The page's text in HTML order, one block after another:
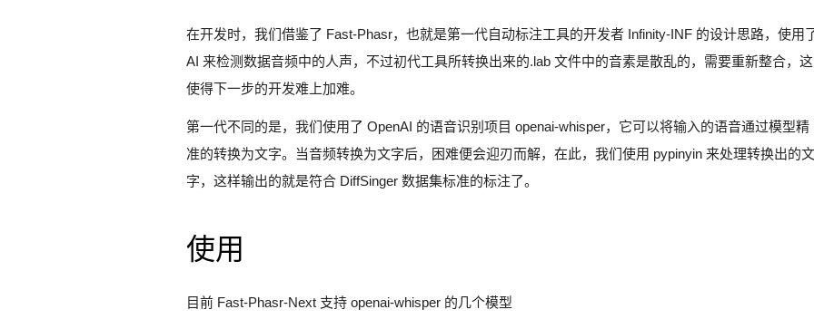
在开发时，我们借鉴了 Fast-Phasr，也就是第一代自动标注工具的开发者 Infinity-INF 的设计思路，使用
AI 来检测数据音频中的人声，不过初代工具所转换出来的.lab 文件中的音素是散乱的，需要重新整合，这
使得下一步的开发难上加难。
第一代不同的是，我们使用了 OpenAI 的语音识别项目 openai-whisper，它可以将输入的语音通过模型精
准的转换为文字。当音频转换为文字后，困难便会迎刃而解，在此，我们使用 pypinyin 来处理转换出的文
字，这样输出的就是符合 DiffSinger 数据集标准的标注了。
使用
目前 Fast-Phasr-Next 支持 openai-whisper 的几个模型